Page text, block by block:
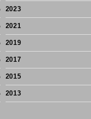
2023
2021
2019
2017
2015
2013